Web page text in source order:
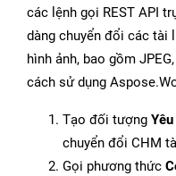
các lệnh gọi REST API
dàng chuyển đổi các tài
hình ảnh, bao gồm JPEG,
cách sử dụng
Tạo đối tượng
chuyển đổi CHM
Gọi phương thức